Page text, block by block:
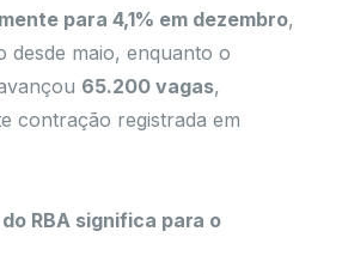
para 4,1% em dezembro,
desde maio, enquanto o
65.200 vagas,
contração registrada em
RBA significa para o